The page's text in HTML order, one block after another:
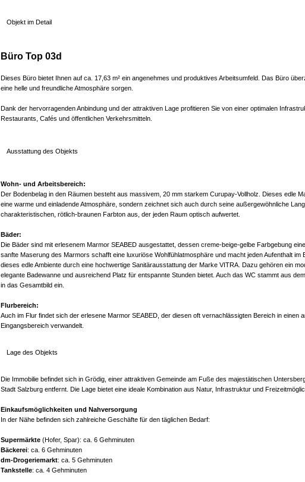
Objekt im Detail
Büro Top 03d
Dieses Büro bietet Ihnen auf ca. 17,63 m² ein angenehmes und produktives Arbeitsumfeld. Das Büro
eine helle und freundliche Atmosphäre sorgen.
Dank der hervorragenden Anbindung und der attraktiven Lage profitieren Sie von einer optimalen
Restaurants, Cafés und öffentlichen Verkehrsmitteln.
Ausstattung des Objekts
Wohn- und Arbeitsbereich:
Der Bodenbelag in den Räumen besteht aus massivem, 20 mm starkem Curupay-Vollholz. Dieses edle
eine warme und einladende Atmosphäre, sondern zeichnet sich auch durch seine außergewöhnliche
charakteristischen, rötlich-braunen Farbton aus, der jeden Raum optisch aufwertet.
Bäder:
Die Bäder sind mit erlesenem Marmor SEABED ausgestattet, dessen creme-beige-gelbe Farbgebung
sanfte Maserung des Marmors schafft eine luxuriöse Wohlfühlatmosphäre und macht jeden Aufenthalt
dieses edle Ambiente durch eine hochwertige Sanitärausstattung der Marke VITRA. Dazu gehören ein
elegante Badewanne und ausreichend Platz für entspannte Stunden bietet. Auch das WC stammt aus
in das Gesamtbild ein.
Flurbereich:
Auch im Flur findet sich der erlesene Marmor SEABED, der diesen oft vernachlässigten Bereich in einen
Eingangsbereich verwandelt.
Lage des Objekts
Die Immobilie befindet sich in Grödig, einer attraktiven Gemeinde am Fuße des majestätischen
Stadt Salzburg entfernt. Die Lage bietet eine ideale Kombination aus Natur, Infrastruktur und
Einkaufsmöglichkeiten und Nahversorgung
In der Nähe befinden sich zahlreiche Geschäfte für den täglichen Bedarf:
Supermärkte (Hofer, Spar): ca. 6 Gehminuten
Bäckerei: ca. 6 Gehminuten
dm-Drogeriemarkt: ca. 5 Gehminuten
Tankstelle: ca. 4 Gehminuten